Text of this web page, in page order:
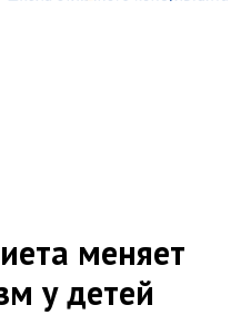
меняет
у детей